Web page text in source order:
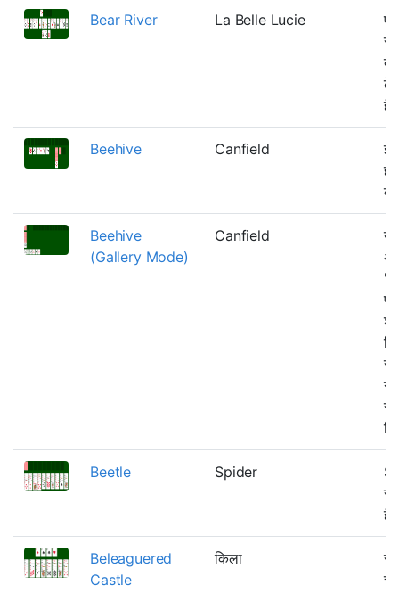
Bear River La Belle Lucie
Beehive Canfield
के
Beehive
(Gallery Mode)
Canfield
Beetle Spider
Beleaguered
Castle
किला